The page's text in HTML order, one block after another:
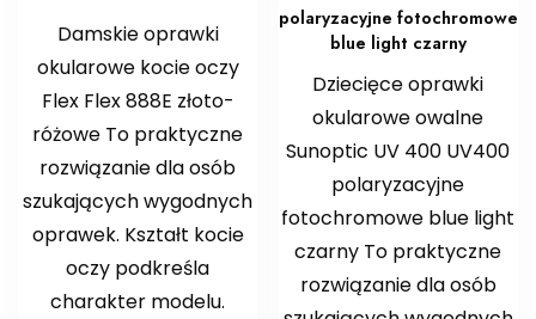
Damskie oprawki
okularowe kocie oczy
Flex Flex 888E złoto-
różowe To praktyczne
rozwiązanie dla osób
szukających wygodnych
oprawek. Kształt kocie
oczy podkreśla
charakter modelu.
polaryzacyjne fotochromowe
blue light czarny
Dziecięce oprawki
okularowe owalne
Sunoptic UV 400 UV400
polaryzacyjne
fotochromowe blue light
czarny To praktyczne
rozwiązanie dla osób